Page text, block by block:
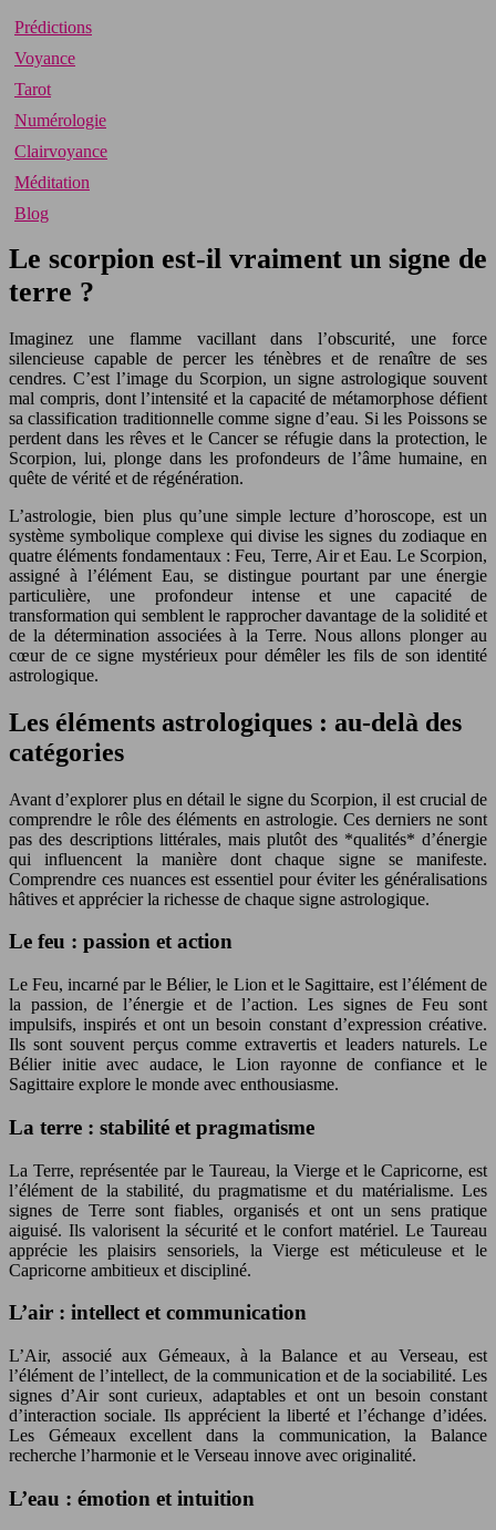
Prédictions
Voyance
Tarot
Numérologie
Clairvoyance
Méditation
Blog
Le scorpion est-il vraiment un signe de
terre ?
Imaginez une flamme vacillant dans l’obscurité, une force
silencieuse capable de percer les ténèbres et de renaître de ses
cendres. C’est l’image du Scorpion, un signe astrologique souvent
mal compris, dont l’intensité et la capacité de métamorphose défient
sa classification traditionnelle comme signe d’eau. Si les Poissons se
perdent dans les rêves et le Cancer se réfugie dans la protection, le
Scorpion, lui, plonge dans les profondeurs de l’âme humaine, en
quête de vérité et de régénération.
L’astrologie, bien plus qu’une simple lecture d’horoscope, est un
système symbolique complexe qui divise les signes du zodiaque en
quatre éléments fondamentaux : Feu, Terre, Air et Eau. Le Scorpion,
assigné à l’élément Eau, se distingue pourtant par une énergie
particulière, une profondeur intense et une capacité de
transformation qui semblent le rapprocher davantage de la solidité et
de la détermination associées à la Terre. Nous allons plonger au
cœur de ce signe mystérieux pour démêler les fils de son identité
astrologique.
Les éléments astrologiques : au-delà des
catégories
Avant d’explorer plus en détail le signe du Scorpion, il est crucial de
comprendre le rôle des éléments en astrologie. Ces derniers ne sont
pas des descriptions littérales, mais plutôt des *qualités* d’énergie
qui influencent la manière dont chaque signe se manifeste.
Comprendre ces nuances est essentiel pour éviter les généralisations
hâtives et apprécier la richesse de chaque signe astrologique.
Le feu : passion et action
Le Feu, incarné par le Bélier, le Lion et le Sagittaire, est l’élément de
la passion, de l’énergie et de l’action. Les signes de Feu sont
impulsifs, inspirés et ont un besoin constant d’expression créative.
Ils sont souvent perçus comme extravertis et leaders naturels. Le
Bélier initie avec audace, le Lion rayonne de confiance et le
Sagittaire explore le monde avec enthousiasme.
La terre : stabilité et pragmatisme
La Terre, représentée par le Taureau, la Vierge et le Capricorne, est
l’élément de la stabilité, du pragmatisme et du matérialisme. Les
signes de Terre sont fiables, organisés et ont un sens pratique
aiguisé. Ils valorisent la sécurité et le confort matériel. Le Taureau
apprécie les plaisirs sensoriels, la Vierge est méticuleuse et le
Capricorne ambitieux et discipliné.
L’air : intellect et communication
L’Air, associé aux Gémeaux, à la Balance et au Verseau, est
l’élément de l’intellect, de la communication et de la sociabilité. Les
signes d’Air sont curieux, adaptables et ont un besoin constant
d’interaction sociale. Ils apprécient la liberté et l’échange d’idées.
Les Gémeaux excellent dans la communication, la Balance
recherche l’harmonie et le Verseau innove avec originalité.
L’eau : émotion et intuition